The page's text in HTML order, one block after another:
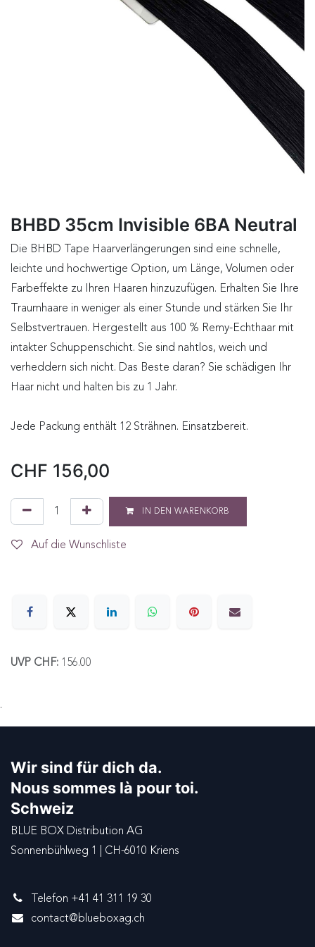
BHBD 35cm Invisible 6BA Neutral
Die BHBD Tape Haarverlängerungen sind eine schnelle,
leichte und hochwertige Option, um Länge, Volumen oder
Farbeffekte zu Ihren Haaren hinzuzufügen. Erhalten Sie Ihre
Traumhaare in weniger als einer Stunde und stärken Sie Ihr
Selbstvertrauen. Hergestellt aus 100 % Remy-Echthaar mit
intakter Schuppenschicht. Sie sind nahtlos, weich und
verheddern sich nicht. Das Beste daran? Sie schädigen Ihr
Haar nicht und halten bis zu 1 Jahr.
Jede Packung enthält 12 Strähnen. Einsatzbereit.
CHF 156,00
IN DEN WARENKORB
Auf die Wunschliste
UVP CHF: 156.00
.
Wir sind für dich da.
Nous sommes là pour toi.
Schweiz
BLUE BOX Distribution AG
Sonnenbühlweg 1 | CH-6010 Kriens
Telefon +41 41 311 19 30
contact@blueboxag.ch